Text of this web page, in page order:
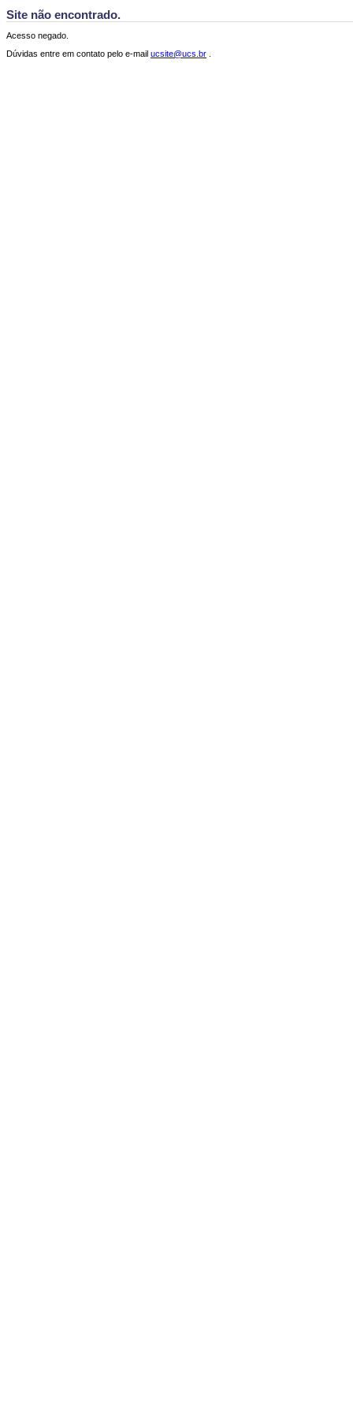
Site não encontrado.
Acesso negado.
Dúvidas entre em contato pelo e-mail ucsite@ucs.br